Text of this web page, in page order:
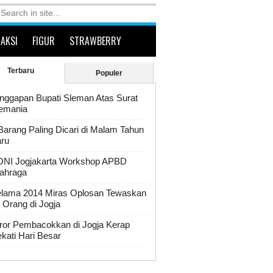
FIGUR STRAWBERRY
Terbaru Populer
Bupati Sleman Atas Surat
Paling Dicari di Malam Tahun
Jogjakarta Workshop APBD
2014 Miras Oplosan Tewaskan
Orang di Jogja
Pembacokkan di Jogja Kerap
Hari Besar